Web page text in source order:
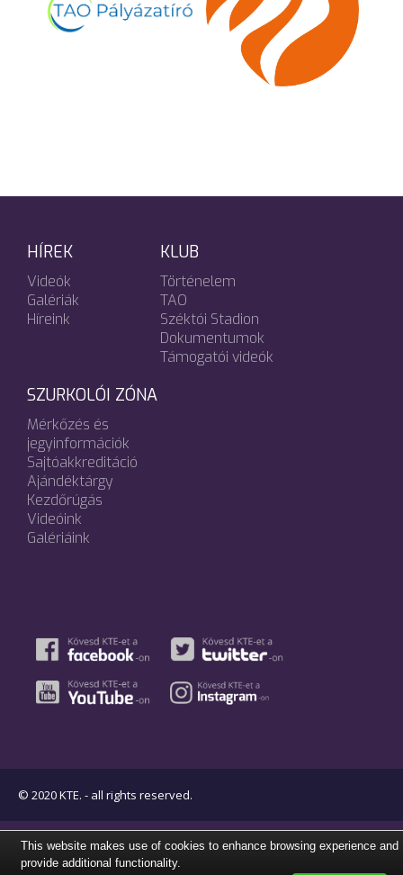
HÍREK
Videók
Galériák
Híreink
KLUB
Történelem
TAO
Széktói Stadion
Dokumentumok
Támogatói videók
SZURKOLÓI ZÓNA
Mérkőzés és
jegyinformációk
Sajtóakkreditáció
Ajándéktárgy
Kezdőrúgás
Videóink
Galériáink
© 2020 KTE. - all rights reserved.
This website makes use of cookies to enhance browsing experience and
provide additional functionality.